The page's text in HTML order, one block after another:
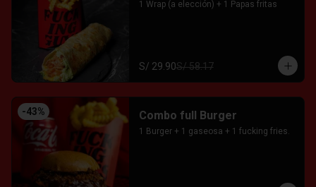
1 Wrap (a elección) + 1 Papas fritas
S/ 29.90S/ 58.17
-43% Combo full Burger
1 Burger + 1 gaseosa + 1 fucking fries.